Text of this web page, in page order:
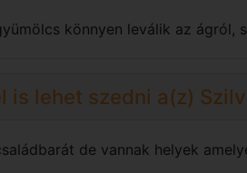
könnyen leválik az ágról,
is lehet szedni a(z)
de vannak helyek